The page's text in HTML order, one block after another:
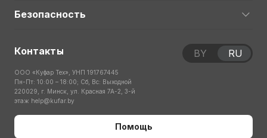
Безопасность
Контакты
ООО «Куфар Тех», УНП 191767445
Пн-Пт: 10:00 – 18:00; Сб, Вс: Выходной
220029, г. Минск, ул. Красная 7А-2, 3-й
этаж help@kufar.by
Помощь
BY RU